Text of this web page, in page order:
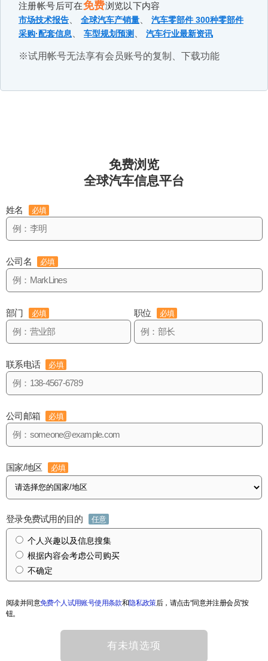
注册帐号后可在免费浏览以下内容
市场技术报告 全球汽车产销量
汽车零部件 300种零部件
采购·配套信息
车型规划预测 汽车行业最新资讯
※试用帐号无法享有会员账号的复制、下载功能
免费浏览
全球汽车信息平台
姓名 必填
公司名 必填
部门 必填 职位 必填
联系电话 必填
公司邮箱 必填
国家/地区 必填
登录免费试用的目的 任意
个人兴趣以及信息搜集
根据内容会考虑公司购买
不确定
阅读并同意免费个人试用账号使用条款和隐私政策后，请点击“同意并注册会员”按
钮。